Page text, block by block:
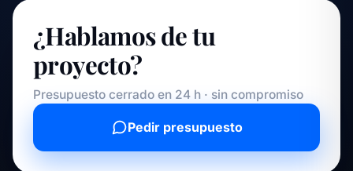
¿Hablamos de tu
proyecto?
Presupuesto cerrado en 24 h · sin compromiso
Pedir presupuesto